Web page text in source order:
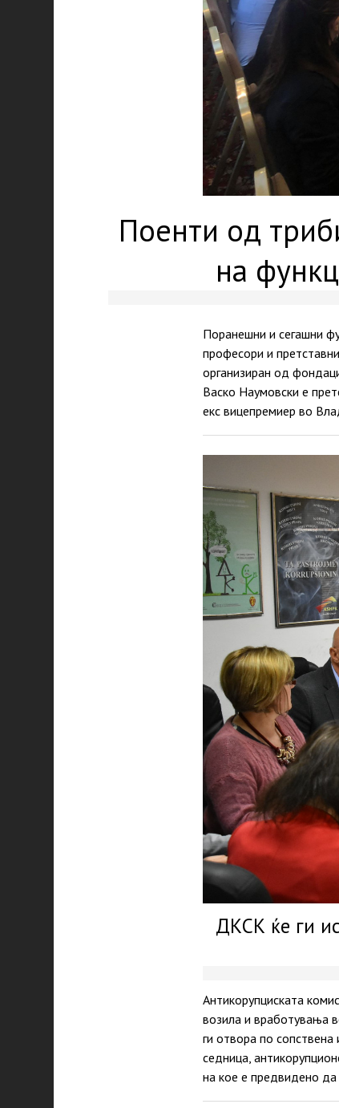
Поенти од
на
Поранешни и сегашни
професори и
организиран од
Васко Наумовски е
екс вицепремиер во
ДКСК ќе ги
Антикорупциската
возила и вработувања
ги отвора по
седница,
на кое е предвидено да